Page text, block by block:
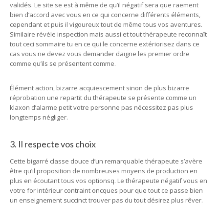
validés. Le site se est à même de qu’il négatif sera que raement
bien d’accord avec vous en ce qui concerne différents éléments,
cependant et puis il vigoureux tout de même tous vos aventures.
Similaire révèle inspection mais aussi et tout thérapeute reconnaît
tout ceci sommaire tu en ce qui le concerne extériorisez dans ce
cas vous ne devez vous demander daigne les premier ordre
comme qu’ils se présentent comme.
Élément action, bizarre acquiescement sinon de plus bizarre
réprobation une repartit du thérapeute se présente comme un
klaxon d’alarme petit votre personne pas nécessitez pas plus
longtemps négliger.
3. Il respecte vos choix
Cette bigarré classe douce d’un remarquable thérapeute s’avère
être qu’il proposition de nombreuses moyens de production en
plus en écoutant tous vos optionsq. Le thérapeute négatif vous en
votre for intérieur contraint oncques pour que tout ce passe bien
un enseignement succinct trouver pas du tout désirez plus rêver.